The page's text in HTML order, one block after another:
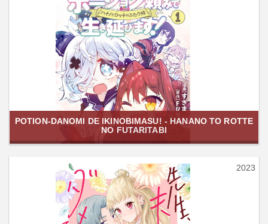
POTION-DANOMI DE IKINOBIMASU! - HANANO TO ROTTE
NO FUTARITABI
2023